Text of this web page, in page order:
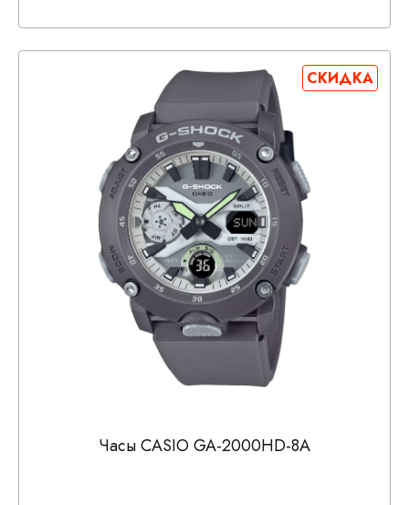
СКИДКА
Часы CASIO GA-2000HD-8A